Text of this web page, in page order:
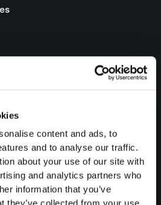
content and ads, to
and to analyse our traffic.
about your use of our site with
and analytics partners who
information that you’ve